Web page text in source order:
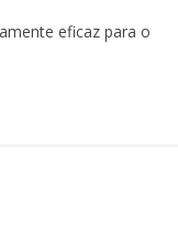
eficaz para o